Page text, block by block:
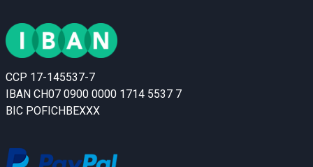
En 2013, unegigue
Ursanne (JU/CH) lors de notre
danse et musique:
CCP 17-145537-7
IBAN CH07 0900 0000 1714 5537 7
BIC POFICHBEXXX